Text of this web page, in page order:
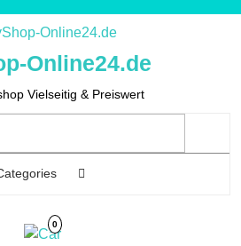
Online24.de
Vielseitig & Preiswert
0